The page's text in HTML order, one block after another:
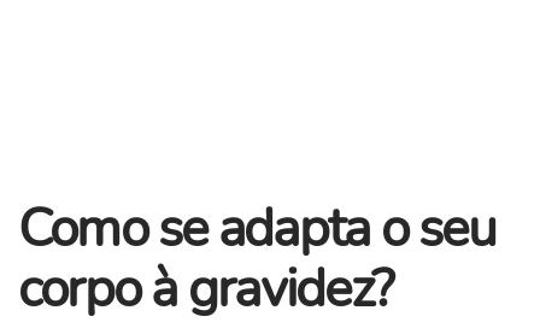
Como se adapta o seu
corpo à gravidez?